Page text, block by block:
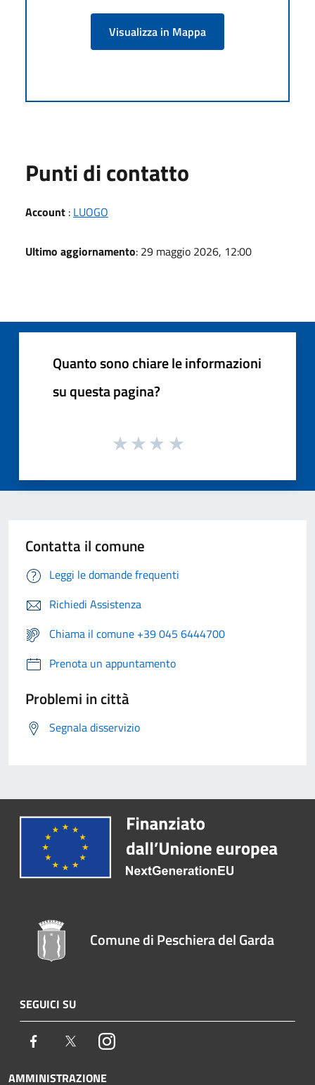
Visualizza in Mappa
Punti di contatto
Account : LUOGO
Ultimo aggiornamento: 29 maggio 2026, 12:00
Quanto sono chiare le informazioni
su questa pagina?
Contatta il comune
Leggi le domande frequenti
Richiedi Assistenza
Chiama il comune +39 045 6444700
Prenota un appuntamento
Problemi in città
Segnala disservizio
Comune di Peschiera del Garda
SEGUICI SU
Facebook TwitterInstagram
AMMINISTRAZIONE